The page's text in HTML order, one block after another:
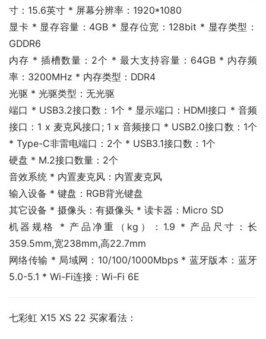
寸：15.6英寸 * 屏幕分辨率：1920*1080
显卡 * 显存容量：4GB * 显存位宽：128bit * 显存类型：
GDDR6
内存 * 插槽数量：2个 * 最大支持容量：64GB * 内存频
率：3200MHz * 内存类型：DDR4
光驱 * 光驱类型：无光驱
端口 * USB3.2接口数：1个 * 显示端口：HDMI接口 * 音频
接口：1 x 麦克风接口; 1 x 音频接口 * USB2.0接口数：1个
* Type-C非雷电端口：2个 * USB3.1接口数：1个
硬盘 * M.2接口数量：2个
音效系统 * 内置麦克风：内置麦克风
输入设备 * 键盘：RGB背光键盘
其它设备 * 摄像头：有摄像头 * 读卡器：Micro SD
机器规格 * 产品净重（kg）：1.9 * 产品尺寸：长
359.5mm,宽238mm,高22.7mm
网络传输 * 局域网：10/100/1000Mbps * 蓝牙版本：蓝牙
5.0-5.1 * Wi-Fi连接：Wi-Fi 6E
七彩虹 X15 XS 22 买家看法：